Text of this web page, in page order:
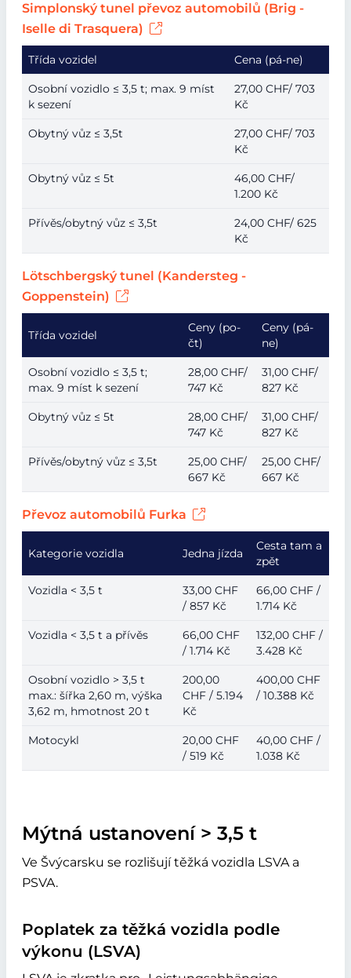
Simplonský tunel převoz automobilů (Brig -
Iselle di Trasquera)
Třída vozidel Cena (pá-ne)
Osobní vozidlo ≤ 3,5 t; max. 9 míst
k sezení
27,00 CHF/ 703
Kč
Obytný vůz ≤ 3,5t
27,00 CHF/ 703
Kč
Obytný vůz ≤ 5t
46,00 CHF/
1.200 Kč
Přívěs/obytný vůz ≤ 3,5t
24,00 CHF/ 625
Kč
Lötschbergský tunel (Kandersteg -
Goppenstein)
Třída vozidel
Ceny (po-
čt)
Ceny (pá-
ne)
Osobní vozidlo ≤ 3,5 t;
max. 9 míst k sezení
28,00 CHF/
747 Kč
31,00 CHF/
827 Kč
Obytný vůz ≤ 5t
28,00 CHF/
747 Kč
31,00 CHF/
827 Kč
Přívěs/obytný vůz ≤ 3,5t
25,00 CHF/
667 Kč
25,00 CHF/
667 Kč
Převoz automobilů Furka
Kategorie vozidla Jedna jízda
Cesta tam a
zpět
Vozidla < 3,5 t
33,00 CHF
/ 857 Kč
66,00 CHF /
1.714 Kč
Vozidla < 3,5 t a přívěs
66,00 CHF
/ 1.714 Kč
132,00 CHF /
3.428 Kč
Osobní vozidlo > 3,5 t
max.: šířka 2,60 m, výška
3,62 m, hmotnost 20 t
200,00
CHF / 5.194
Kč
400,00 CHF
/ 10.388 Kč
Motocykl
20,00 CHF
/ 519 Kč
40,00 CHF /
1.038 Kč
Mýtná ustanovení > 3,5 t
Ve Švýcarsku se rozlišují těžká vozidla LSVA a
PSVA.
Poplatek za těžká vozidla podle
výkonu (LSVA)